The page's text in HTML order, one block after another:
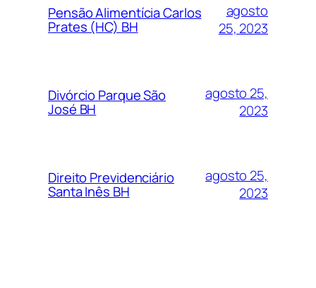
Pensão Alimentícia Carlos
Prates (HC) BH
agosto
25, 2023
Divórcio Parque São
José BH
agosto 25,
2023
Direito Previdenciário
Santa Inês BH
agosto 25,
2023